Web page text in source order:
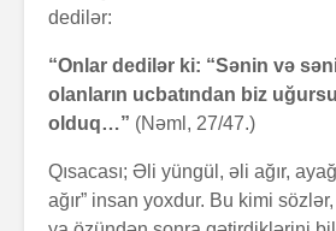
dedilər:
“Onlar dedilər ki: “Sənin və
olanların ucbatından biz
olduq…” (Nəml, 27/47.)
Qısacası; Əli yüngül, əli ağır,
ağır” insan yoxdur. Bu kimi